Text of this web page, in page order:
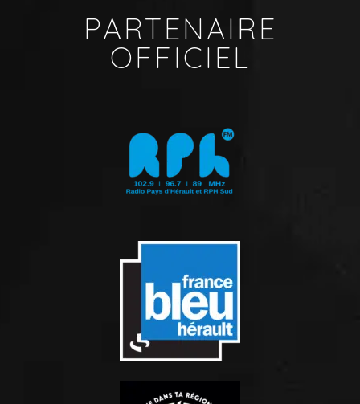
PARTENAIRE
OFFICIEL